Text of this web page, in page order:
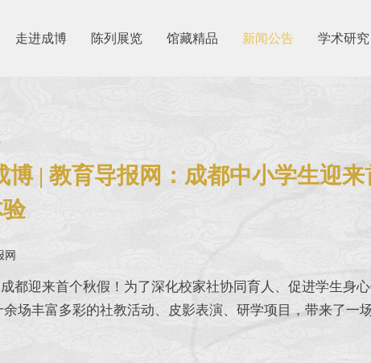
走进成博 陈列展览 馆藏精品 新闻公告 学术研究
博 | 教育导报网：成都中小学生迎
网
迎来首个秋假！为了深化校家社协同育人、促进学生身心
场丰富多彩的社教活动、皮影表演、研学项目，带来了一